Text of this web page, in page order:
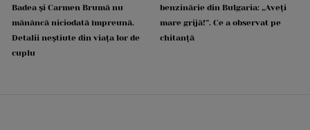
Badea și Carmen Brumă nu
mănâncă niciodată împreună.
Detalii neștiute din viața lor de
cuplu
benzinărie din Bulgaria: „Aveți
mare grijă!”. Ce a observat pe
chitanță